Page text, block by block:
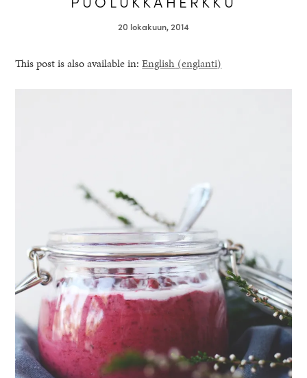
20 lokakuun, 2014
This post is also available in:English (englanti)